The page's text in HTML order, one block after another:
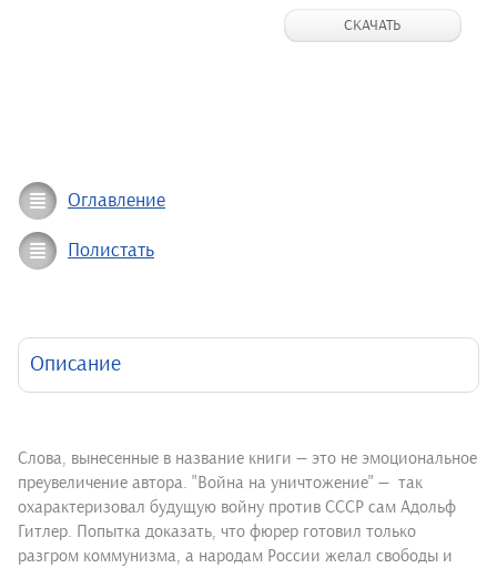
СКАЧАТЬ
Оглавление
Полистать
Описание
Слова, вынесенные в название книги — это не эмоциональное
преувеличение автора. "Война на уничтожение" — так
охарактеризовал будущую войну против СССР сам Адольф
Гитлер. Попытка доказать, что фюрер готовил только
разгром коммунизма, а народам России желал свободы и